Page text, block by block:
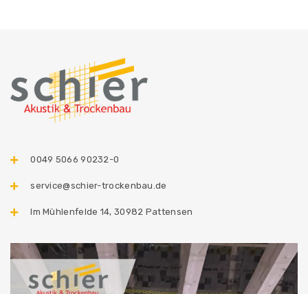
0049 5066 90232-0
service@schier-trockenbau.de
Im Mühlenfelde 14, 30982 Pattensen